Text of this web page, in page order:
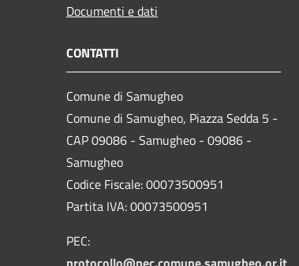
Documenti e dati
CONTATTI
Comune di Samugheo
Comune di Samugheo, Piazza Sedda 5 -
CAP 09086 - Samugheo - 09086 -
Samugheo
Codice Fiscale: 00073500951
Partita IVA: 00073500951
PEC: